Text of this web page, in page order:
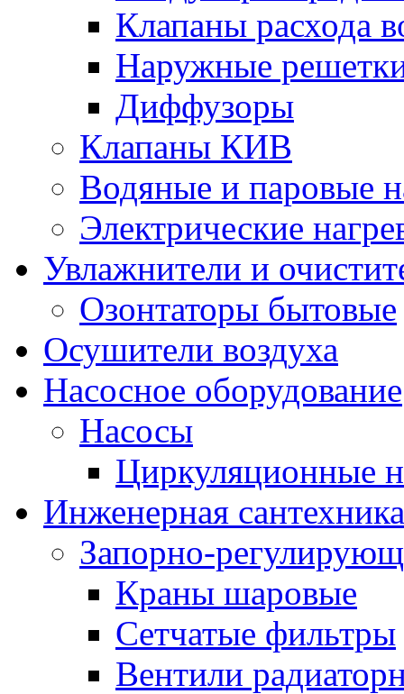
Клапаны расхода
Наружные
Диффузоры
Клапаны КИВ
Водяные и паровые
Электрические
Увлажнители и
Озонтаторы бытовые
Осушители воздуха
Насосное оборудование
Насосы
Циркуляционные
Инженерная сантехника
Запорно-
Краны шаровые
Сетчатые фильтры
Вентили